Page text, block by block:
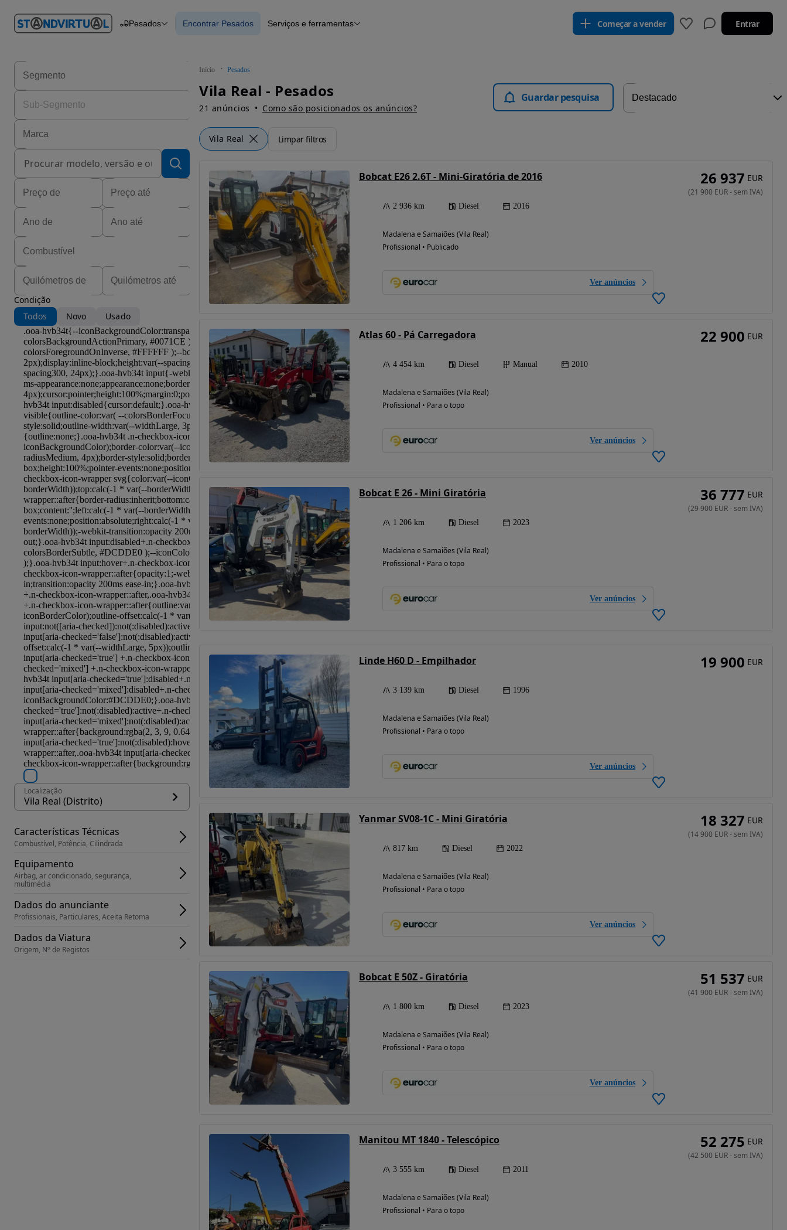
em
Carros Carros
Pesados Encontrar Pesados Serviços e ferramentas Começar a vender Entrar
Início Pesados
Vila Real - Pesados
21 anúncios Como são posicionados os anúncios?
Guardar pesquisa
Vila Real Limpar filtros
Condição
Todos
Novo Usado
Possibilidade de
Localização
Vila Real (Distrito)
Características Técnicas
Combustível, Potência, Cilindrada
Equipamento
Airbag, ar condicionado, segurança,
multimédia
Dados do anunciante
Profissionais, Particulares, Aceita Retoma
Dados da Viatura
Origem, Nº de Registos
Bobcat E26 2.6T - Mini-Giratória de 2016
2 936 km Diesel 2016
Madalena e Samaiões (Vila Real)
Profissional • Publicado
Ver anúncios
26 937 EUR
(21 900 EUR-sem IVA)
Atlas 60 - Pá Carregadora
4 454 km Diesel Manual 2010
Madalena e Samaiões (Vila Real)
Profissional • Para o topo
Ver anúncios
22 900 EUR
Bobcat E 26 - Mini Giratória
1 206 km Diesel 2023
Madalena e Samaiões (Vila Real)
Profissional • Para o topo
Ver anúncios
36 777 EUR
(29 900 EUR-sem IVA)
Linde H60 D - Empilhador
3 139 km Diesel 1996
Madalena e Samaiões (Vila Real)
Profissional • Para o topo
Ver anúncios
19 900 EUR
Yanmar SV08-1C - Mini Giratória
817 km Diesel 2022
Madalena e Samaiões (Vila Real)
Profissional • Para o topo
Ver anúncios
18 327 EUR
(14 900 EUR-sem IVA)
Bobcat E 50Z - Giratória
1 800 km Diesel 2023
Madalena e Samaiões (Vila Real)
Profissional • Para o topo
Ver anúncios
51 537 EUR
(41 900 EUR-sem IVA)
Manitou MT 1840 - Telescópico
3 555 km Diesel 2011
Madalena e Samaiões (Vila Real)
Profissional • Para o topo
52 275 EUR
(42 500 EUR-sem IVA)